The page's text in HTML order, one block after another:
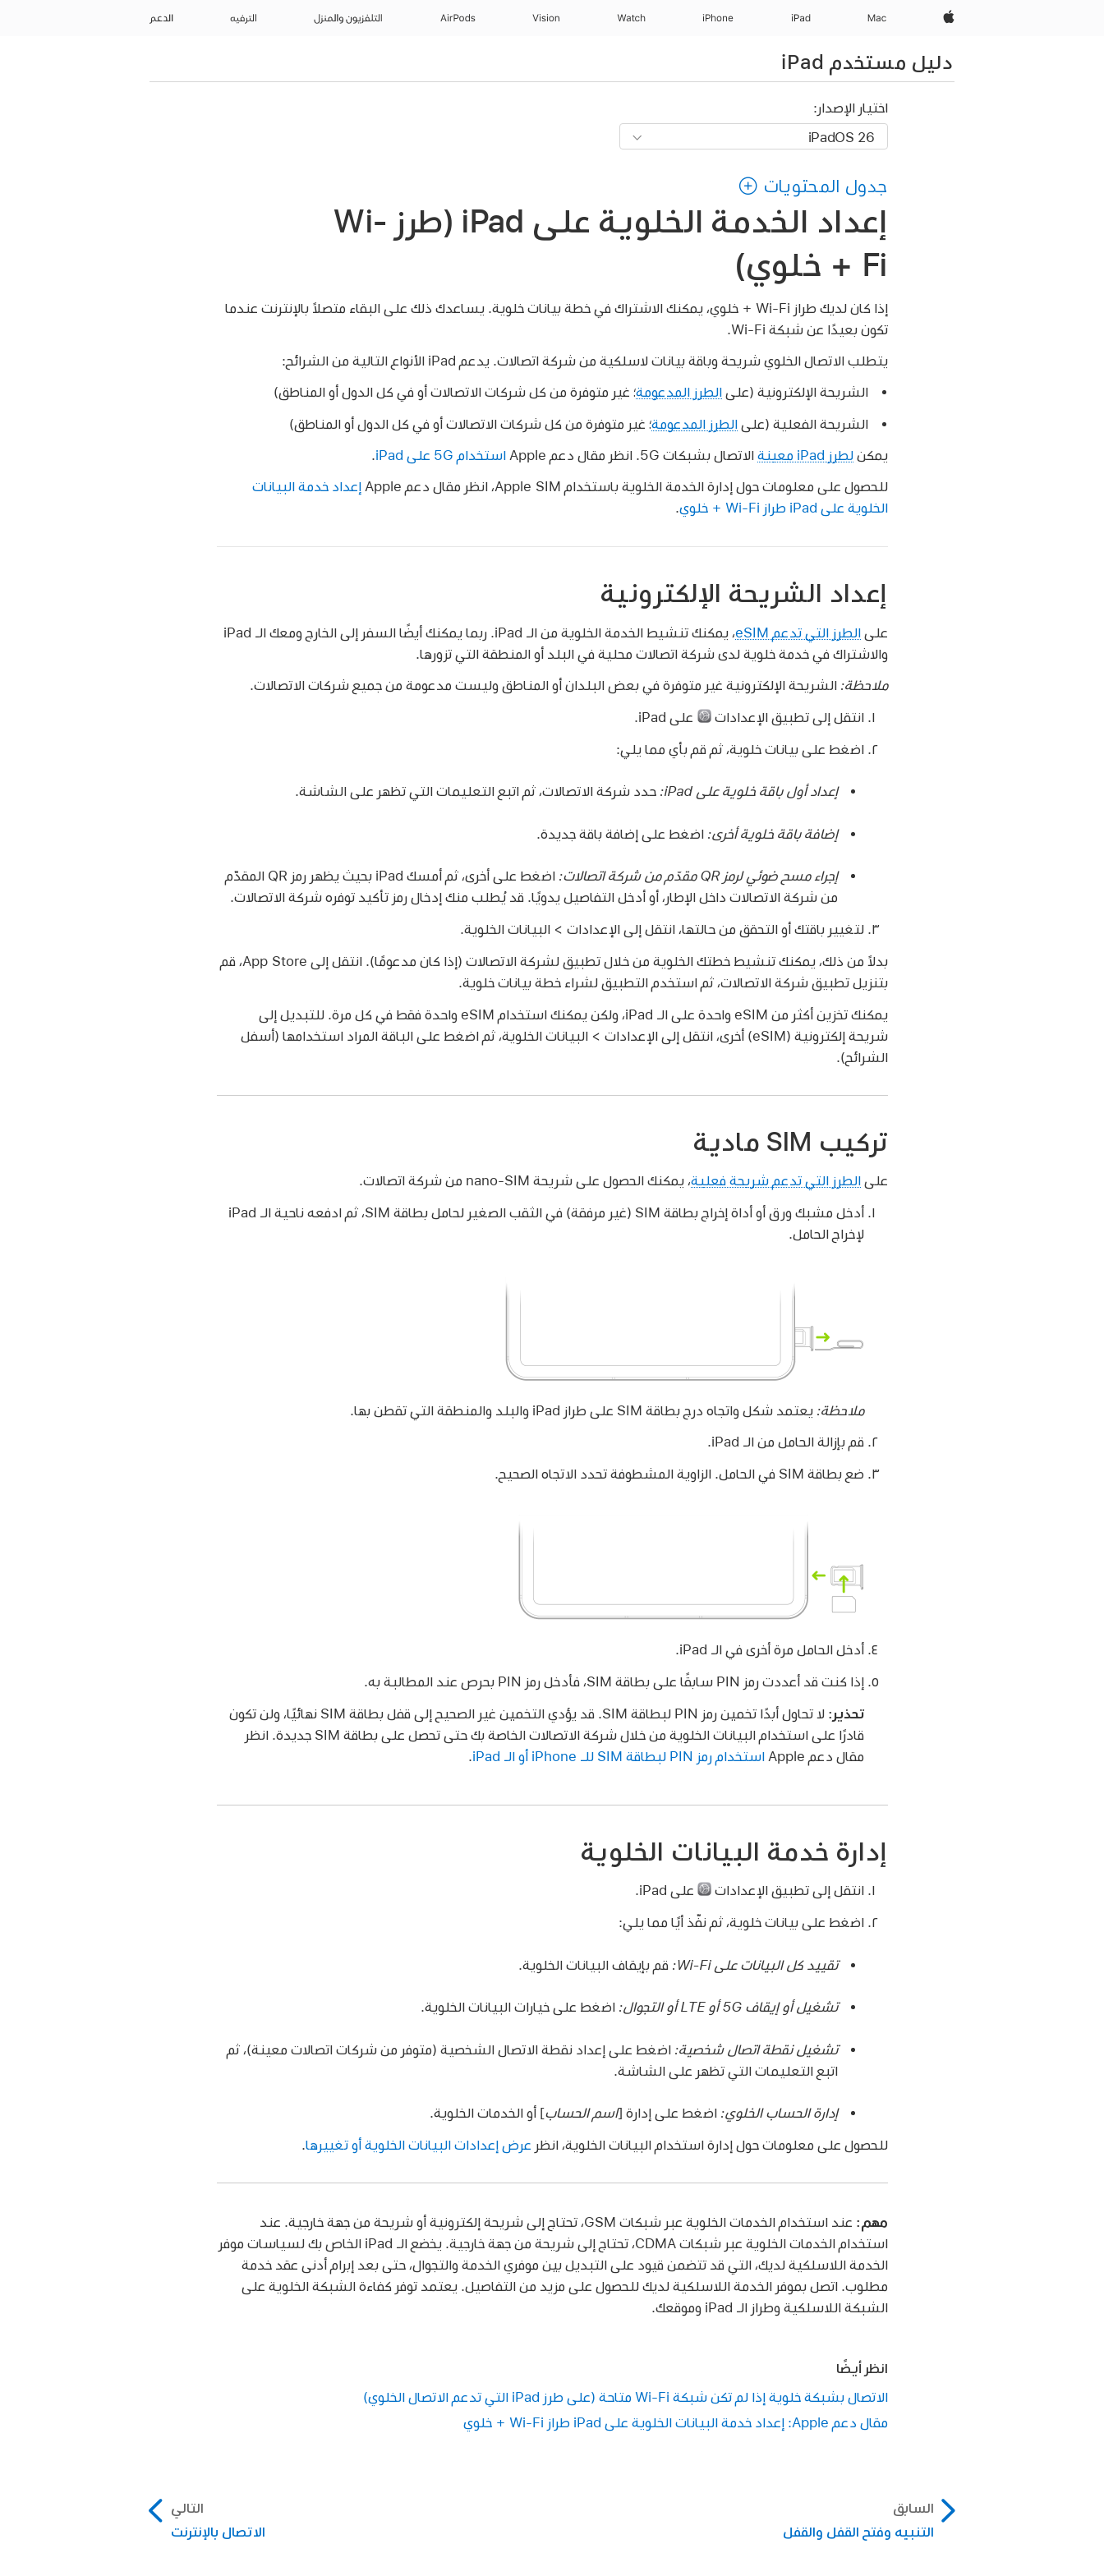
Apple‏
Mac
iPad‏
iPhone
Watch
Vision
AirPods التلفزيون والمنزل الترفيه الدعم
دليل مستخدم iPad
اختيار الإصدار:
جدول المحتويات
إعداد الخدمة الخلوية على iPad (طرز Wi-
Fi + خلوي)
إذا كان لديك طراز Wi-Fi + خلوي، يمكنك الاشتراك في خطة بيانات خلوية. يساعدك ذلك على البقاء متصلاً بالإنترنت عندما
تكون بعيدًا عن شبكة Wi-Fi.
يتطلب الاتصال الخلوي شريحة وباقة بيانات لاسلكية من شركة اتصالات. يدعم iPad الأنواع التالية من الشرائح:
الشريحة الإلكترونية (على الطرز المدعومة؛ غير متوفرة من كل شركات الاتصالات أو في كل الدول أو المناطق)
الشريحة الفعلية (على الطرز المدعومة؛ غير متوفرة من كل شركات الاتصالات أو في كل الدول أو المناطق)
يمكنلطرز iPad معينة الاتصال بشبكات 5G. انظر مقال دعم Apple استخدام 5G على iPad
للحصول على معلومات حول إدارة الخدمة الخلوية باستخدام Apple SIM، انظر مقال دعم Apple
إعداد خدمة البيانات
الخلوية على iPad طراز Wi-Fi + خلوي
إعداد الشريحة الإلكترونية
علىالطرز التي تدعم eSIM
، يمكنك تنشيط الخدمة الخلوية من الـ iPad. ربما يمكنك أيضًا السفر إلى الخارج ومعك الـ iPad
والاشتراك في خدمة خلوية لدى شركة اتصالات محلية في البلد أو المنطقة التي تزورها.
ملاحظة:الشريحة الإلكترونية غير متوفرة في بعض البلدان أو المناطق وليست مدعومة من جميع شركات الاتصالات.
انتقل إلى تطبيق الإعدادات على iPad.
اضغط على بيانات خلوية، ثم قم بأي مما يلي:
إعداد أول باقة خلوية على iPad: حدد شركة الاتصالات، ثم اتبع التعليمات التي تظهر على الشاشة.
إضافة باقة خلوية أخرى: اضغط على إضافة باقة جديدة.
إجراء مسح ضوئي لرمز QR مقدّم من شركة اتصالات:
اضغط على أخرى، ثم أمسك iPad بحيث يظهر رمز QR المقدّم
من شركة الاتصالات داخل الإطار، أو أدخل التفاصيل يدويًا. قد يُطلب منك إدخال رمز تأكيد توفره شركة الاتصالات.
لتغيير باقتك أو التحقق من حالتها، انتقل إلى الإعدادات > البيانات الخلوية.
بدلاً من ذلك، يمكنك تنشيط خطتك الخلوية من خلال تطبيق لشركة الاتصالات (إذا كان مدعومًا). انتقل إلى App Store، قم
بتنزيل تطبيق شركة الاتصالات، ثم استخدم التطبيق لشراء خطة بيانات خلوية.
يمكنك تخزين أكثر من eSIM واحدة على الـ iPad، ولكن يمكنك استخدام eSIM واحدة فقط في كل مرة. للتبديل إلى
شريحة إلكترونية (eSIM) أخرى، انتقل إلى الإعدادات > البيانات الخلوية، ثم اضغط على الباقة المراد استخدامها (أسفل
الشرائح).
تركيب SIM مادية
علىالطرز التي تدعم شريحة فعلية، يمكنك الحصول على شريحة nano-SIM من شركة اتصالات.
أدخل مشبك ورق أو أداة إخراج بطاقة SIM (غير مرفقة) في الثقب الصغير لحامل بطاقة SIM، ثم ادفعه ناحية الـ iPad
لإخراج الحامل.
ملاحظة: يعتمد شكل واتجاه درج بطاقة SIM على طراز iPad والبلد والمنطقة التي تقطن بها.
قم بإزالة الحامل من الـ iPad.
ضع بطاقة SIM في الحامل. الزاوية المشطوفة تحدد الاتجاه الصحيح.
أدخل الحامل مرة أخرى في الـ iPad.
إذا كنت قد أعددت رمز PIN سابقًا على بطاقة SIM، فأدخل رمز PIN بحرص عند المطالبة به.
تحذير:
لا تحاول أبدًا تخمين رمز PIN لبطاقة SIM. قد يؤدي التخمين غير الصحيح إلى قفل بطاقة SIM نهائيًا، ولن تكون
قادرًا على استخدام البيانات الخلوية من خلال شركة الاتصالات الخاصة بك حتى تحصل على بطاقة SIM جديدة. انظر
مقال دعم Apple
استخدام رمز PIN لبطاقة SIM للـ iPhone أو الـ iPad
إدارة خدمة البيانات الخلوية
انتقل إلى تطبيق الإعدادات على iPad.
اضغط على بيانات خلوية، ثم نفّذ أيًا مما يلي:
تقييد كل البيانات على Wi-Fi: قم بإيقاف البيانات الخلوية.
تشغيل أو إيقاف 5G أو LTE أو التجوال: اضغط على خيارات البيانات الخلوية.
تشغيل نقطة اتصال شخصية: اضغط على إعداد نقطة الاتصال الشخصية (متوفر من شركات اتصالات معينة)، ثم
اتبع التعليمات التي تظهر على الشاشة.
إدارة الحساب الخلوي: اضغط على إدارة [اسم الحساب] أو الخدمات الخلوية.
للحصول على معلومات حول إدارة استخدام البيانات الخلوية، انظر عرض إعدادات البيانات الخلوية أو تغييرها
مهم:
عند استخدام الخدمات الخلوية عبر شبكات GSM، تحتاج إلى شريحة إلكترونية أو شريحة من جهة خارجية. عند
استخدام الخدمات الخلوية عبر شبكات CDMA، تحتاج إلى شريحة من جهة خارجية. يخضع الـ iPad الخاص بك لسياسات موفر
الخدمة اللاسلكية لديك، التي قد تتضمن قيود على التبديل بين موفري الخدمة والتجوال، حتى بعد إبرام أدنى عقد خدمة
مطلوب. اتصل بموفر الخدمة اللاسلكية لديك للحصول على مزيد من التفاصيل. يعتمد توفر كفاءة الشبكة الخلوية على
الشبكة اللاسلكية وطراز الـ iPad وموقعك.
انظر أيضًا
الاتصال بشبكة خلوية إذا لم تكن شبكة Wi-Fi متاحة (على طرز iPad التي تدعم الاتصال الخلوي)
مقال دعم Apple: إعداد خدمة البيانات الخلوية على iPad طراز Wi-Fi + خلوي
السابق
التنبيه وفتح القفل والقفل
التالي
الاتصال بالإنترنت